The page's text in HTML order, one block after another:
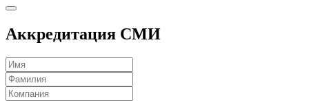
Аккредитация СМИ